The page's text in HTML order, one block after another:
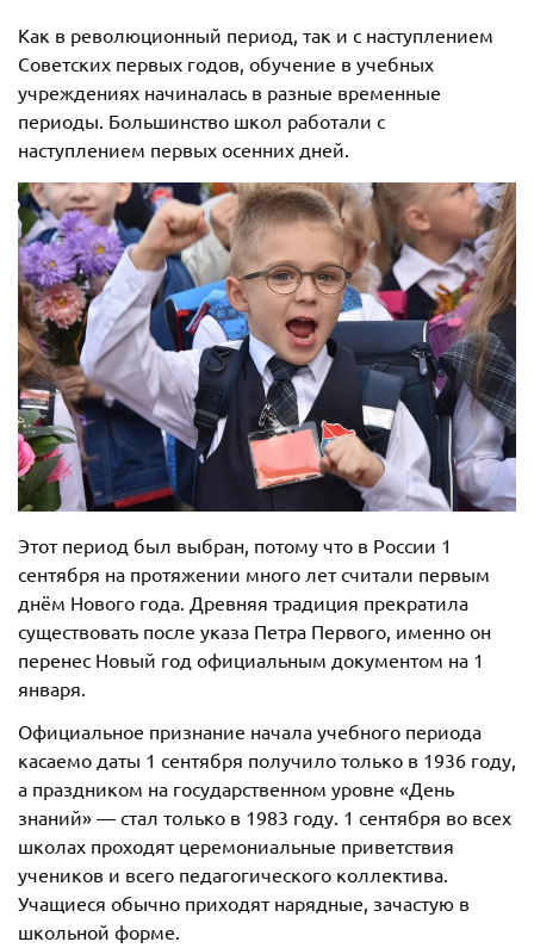
Как в революционный период, так и с наступлением
Советских первых годов, обучение в учебных
учреждениях начиналась в разные временные
периоды. Большинство школ работали с
наступлением первых осенних дней.
Этот период был выбран, потому что в России 1
сентября на протяжении много лет считали первым
днём Нового года. Древняя традиция прекратила
существовать после указа Петра Первого, именно он
перенес Новый год официальным документом на 1
января.
Официальное признание начала учебного периода
касаемо даты 1 сентября получило только в 1936 году,
а праздником на государственном уровне «День
знаний» — стал только в 1983 году. 1 сентября во всех
школах проходят церемониальные приветствия
учеников и всего педагогического коллектива.
Учащиеся обычно приходят нарядные, зачастую в
школьной форме.